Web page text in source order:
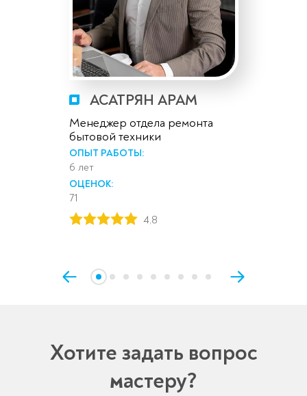
АСАТРЯН АРАМ
Менеджер отдела ремонта
бытовой техники
ОПЫТ РАБОТЫ:
6 лет
ОЦЕНОК:
71
4,8
Хотите задать вопрос
мастеру?